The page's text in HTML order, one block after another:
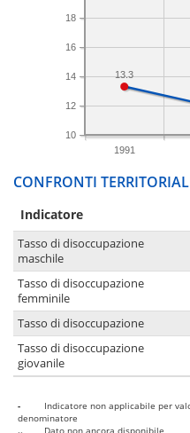
1991
10
12
14
16
18
13.3
CONFRONTI
Indicatore
Tasso di disoccupazione
maschile
Tasso di disoccupazione
femminile
Tasso di disoccupazione
Tasso di disoccupazione
giovanile
-
Indicatore non applicabile per
denominatore